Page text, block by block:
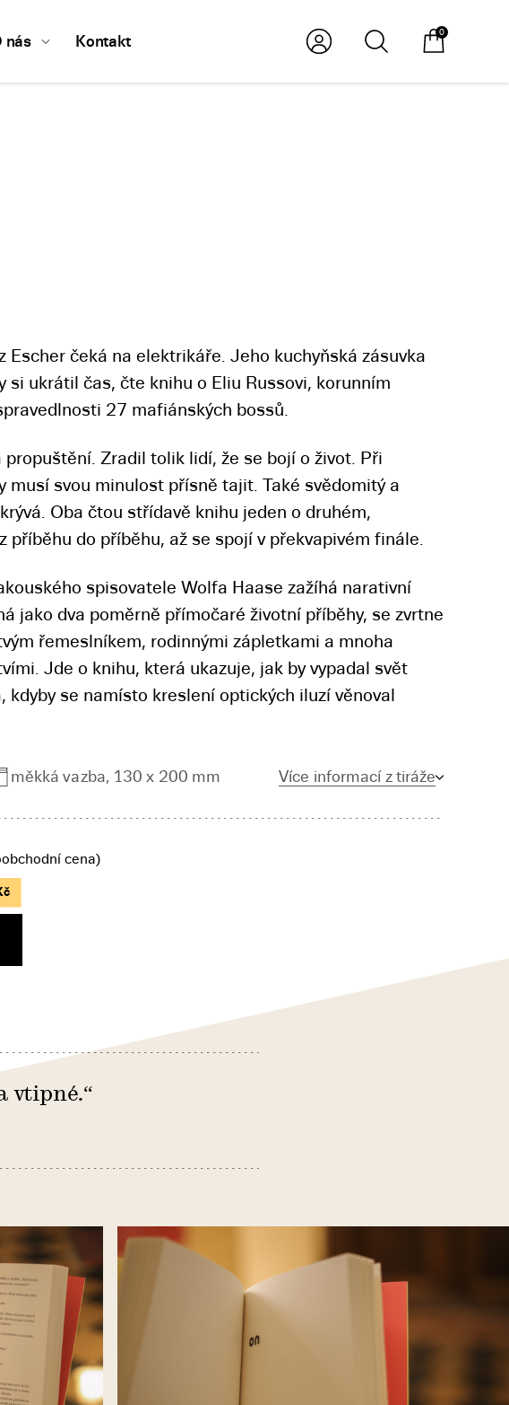
nás Kontakt 0
Escher čeká na elektrikáře. Jeho kuchyňská zásuvka
si ukrátil čas, čte knihu o Eliu Russovi, korunním
27 mafiánských bossů.
propuštění. Zradil tolik lidí, že se bojí o život. Při
musí svou minulost přísně tajit. Také svědomitý a
Oba čtou střídavě knihu jeden o druhém,
příběhu do příběhu, až se spojí v překvapivém finále.
spisovatele Wolfa Haase zažíhá narativní
jako dva poměrně přímočaré životní příběhy, se zvrtne
řemeslníkem, rodinnými zápletkami a mnoha
Jde o knihu, která ukazuje, jak by vypadal svět
kdyby se namísto kreslení optických iluzí věnoval
měkká vazba, 130 x 200 mm Více informací z tiráže
cena)
vtipné.“